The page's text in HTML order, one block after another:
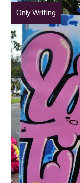
Only Writing